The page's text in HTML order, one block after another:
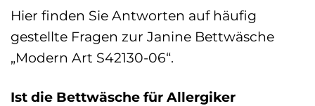
Hier finden Sie Antworten auf häufig
gestellte Fragen zur Janine Bettwäsche
„Modern Art S42130-06“.
Ist die Bettwäsche für Allergiker